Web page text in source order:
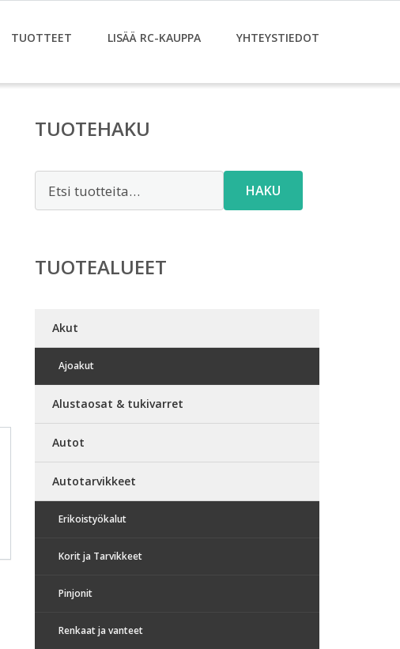
TUOTTEET LISÄÄ RC-KAUPPA YHTEYSTIEDOT
TUOTEHAKU
HAKU
TUOTEALUEET
Akut
Ajoakut
Alustaosat & tukivarret
Autot
Autotarvikkeet
Erikoistyökalut
Korit ja Tarvikkeet
Pinjonit
Renkaat ja vanteet